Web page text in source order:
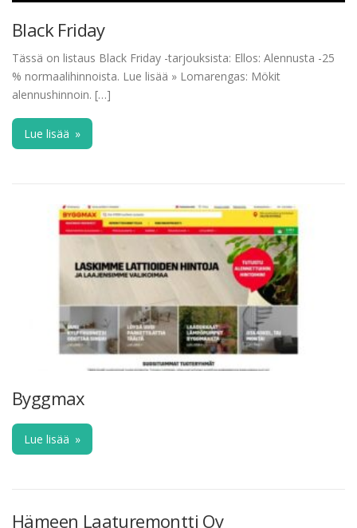
Black Friday
Tässä on listaus Black Friday -tarjouksista: Ellos: Alennusta -25
% normaalihinnoista. Lue lisää » Lomarengas: Mökit
alennushinnoin. […]
Lue lisää »
Byggmax
Lue lisää »
Hämeen Laaturemontti Oy